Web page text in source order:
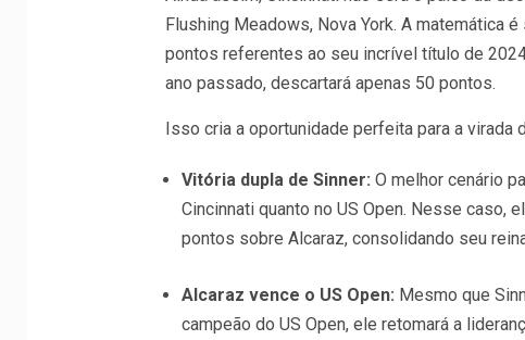
Flushing Meadows, Nova York. A matemática
pontos referentes ao seu incrível título de
ano passado, descartará apenas 50 pontos.
Isso cria a oportunidade perfeita para a
Vitória dupla de Sinner: O melhor cenário
Cincinnati quanto no US Open. Nesse caso,
pontos sobre Alcaraz, consolidando seu
Alcaraz vence o US Open: Mesmo que
campeão do US Open, ele retomará a